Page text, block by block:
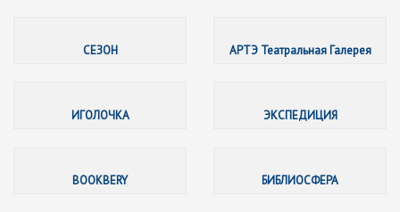
СЕЗОН
АРТЭ Театральная Галерея
ИГОЛОЧКА
ЭКСПЕДИЦИЯ
BOOKBERY
БИБЛИОСФЕРА